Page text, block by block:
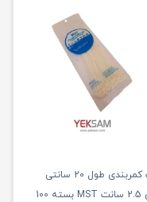
بست کمربندی طول 20 سانتی
عرض 2.5 سانت MST بسته 100